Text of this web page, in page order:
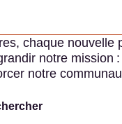
chaque
notre mission
notre